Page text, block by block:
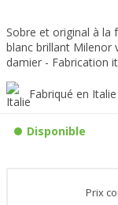
Sobre et original à la
blanc brillant Milenor
damier - Fabrication
Fabriqué en Italie
Disponible
Prix